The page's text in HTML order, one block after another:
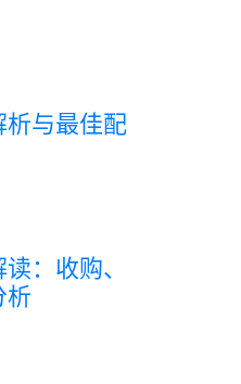
析与最佳配
：收购、
析